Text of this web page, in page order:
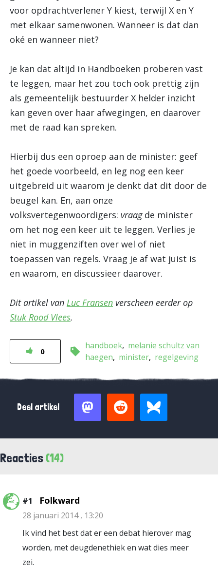
voor opdrachtverlener Y kiest, terwijl X en Y
met elkaar samenwonen. Wanneer is dat dan
oké en wanneer niet?
Je kan dat altijd in Handboeken proberen vast
te leggen, maar het zou toch ook prettig zijn
als gemeentelijk bestuurder X helder inzicht
kan geven over haar afwegingen, en daarover
met de raad kan spreken.
Hierbij dus een oproep aan de minister: geef
het goede voorbeeld, en leg nog een keer
uitgebreid uit waarom je denkt dat dit door de
beugel kan. En, aan onze
volksvertegenwoordigers: vraagde minister
om het nog een keer uit te leggen. Verlies je
niet in muggenziften over wel of niet
toepassen van regels. Vraag je af wat juist is
en waarom, en discussieer daarover.
Dit artikel van Luc Fransen verscheen eerder op
Stuk Rood Vlees.
0
handboek melanie schultz van
haegen
minister regelgeving
Deel artikel
Reacties (14)
#1 Folkward
28 januari 2014 , 13:20
Ik vind het best dat er een debat hierover mag
worden, met deugdenethiek en wat dies meer
zei.